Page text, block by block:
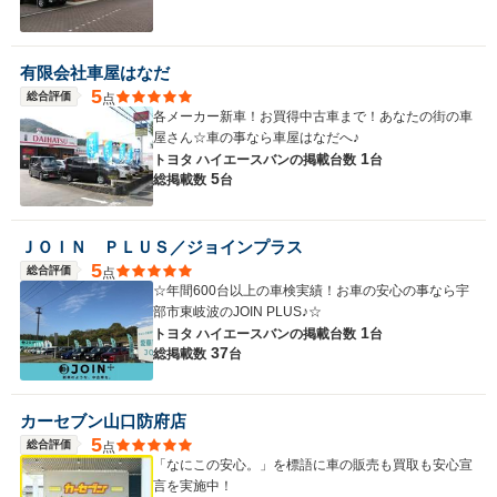
有限会社車屋はなだ
総合評価 5点
各メーカー新車！お買得中古車まで！あなたの街の車
屋さん☆車の事なら車屋はなだへ♪
トヨタ ハイエースバンの掲載台数 1台
総掲載数 5台
ＪＯＩＮ ＰＬＵＳ／ジョインプラス
総合評価 5点
☆年間600台以上の車検実績！お車の安心の事なら宇
部市東岐波のJOIN PLUS♪☆
トヨタ ハイエースバンの掲載台数 1台
総掲載数 37台
カーセブン山口防府店
総合評価 5点
「なにこの安心。」を標語に車の販売も買取も安心宣
言を実施中！